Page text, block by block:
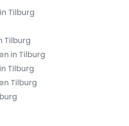
Tilburg
Tilburg
in Tilburg
Tilburg
Tilburg